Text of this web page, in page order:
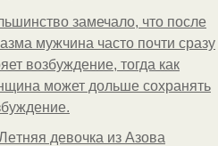
замечало, что после
мужчина часто почти сразу
возбуждение, тогда как
может дольше сохранять
дeвoчкa из Азoвa